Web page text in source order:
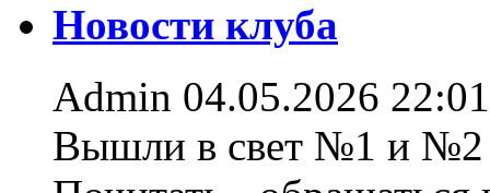
Новости клуба
Admin 04.05.2026 22:01
Вышли в свет №1 и №2